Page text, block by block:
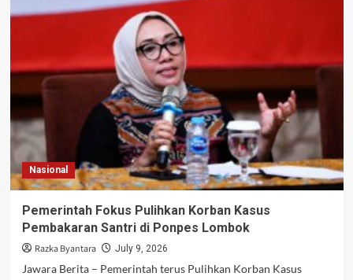
Guru
Kasus
Pelecehan
Suami
Nasional
Pemerintah Fokus Pulihkan Korban Kasus
Pembakaran Santri di Ponpes Lombok
Razka Byantara July 9, 2026
Jawara Berita – Pemerintah terus Pulihkan Korban Kasus